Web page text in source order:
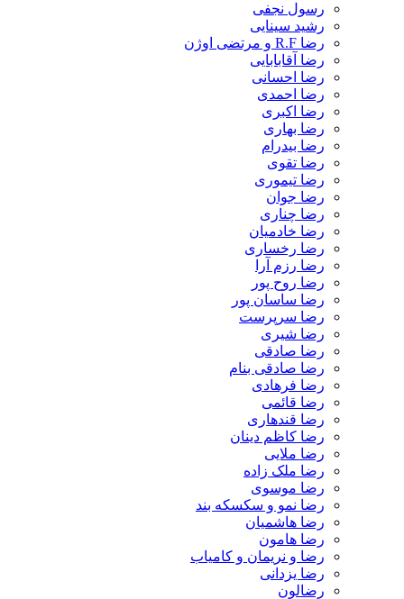
رسول نجفی
رشید سینایی
رضا R.F و مرتضی اوژن
رضا آقابابایی
رضا احسانی
رضا احمدی
رضا اکبری
رضا بهاری
رضا بیدرام
رضا تقوی
رضا تیموری
رضا جوان
رضا چناری
رضا خادمیان
رضا رخساری
رضا رزم آرا
رضا روح پور
رضا ساسان پور
رضا سرپرست
رضا شیری
رضا صادقی
رضا صادقی بنام
رضا فرهادی
رضا قائمی
رضا قندهاری
رضا کاظم دینان
رضا ملایی
رضا ملک زاده
رضا موسوی
رضا نمو و سکسکه بند
رضا هاشمیان
رضا هامون
رضا و نریمان و کامیاب
رضا یزدانی
رضالون